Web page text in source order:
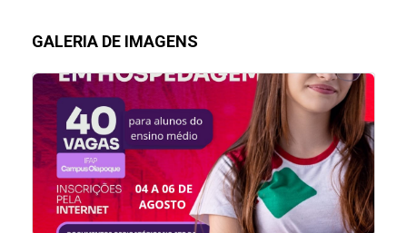
GALERIA DE IMAGENS